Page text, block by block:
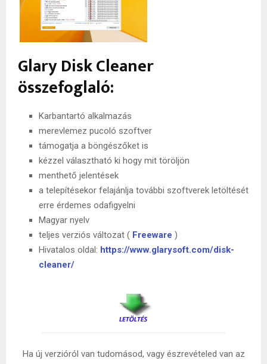
Glary Disk Cleaner
összefoglaló:
Karbantartó alkalmazás
merevlemez pucoló szoftver
támogatja a böngészőket is
kézzel választható ki hogy mit töröljön
menthető jelentések
a telepítésekor felajánlja további szoftverek letöltését
erre érdemes odafigyelni
Magyar nyelv
teljes verziós változat ( Freeware )
Hivatalos oldal: https://www.glarysoft.com/disk-
cleaner/
Ha új verzióról van tudomásod, vagy észrevételed van az